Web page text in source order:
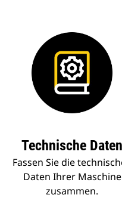
Technische Daten
Fassen Sie die
Daten Ihrer Maschine
zusammen.